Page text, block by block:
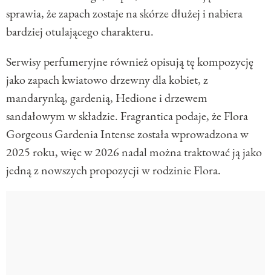
sprawia, że zapach zostaje na skórze dłużej i nabiera
bardziej otulającego charakteru.
Serwisy perfumeryjne również opisują tę kompozycję
jako zapach kwiatowo drzewny dla kobiet, z
mandarynką, gardenią, Hedione i drzewem
sandałowym w składzie. Fragrantica podaje, że Flora
Gorgeous Gardenia Intense została wprowadzona w
2025 roku, więc w 2026 nadal można traktować ją jako
jedną z nowszych propozycji w rodzinie Flora.